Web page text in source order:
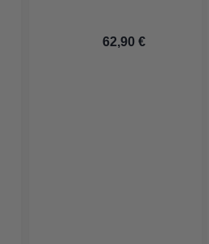
62,90 €